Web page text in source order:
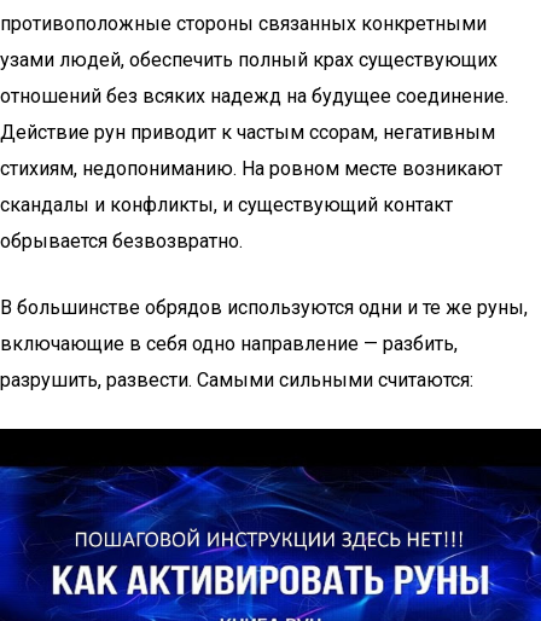
противоположные стороны связанных конкретными
узами людей, обеспечить полный крах существующих
отношений без всяких надежд на будущее соединение.
Действие рун приводит к частым ссорам, негативным
стихиям, недопониманию. На ровном месте возникают
скандалы и конфликты, и существующий контакт
обрывается безвозвратно.
В большинстве обрядов используются одни и те же руны,
включающие в себя одно направление — разбить,
разрушить, развести. Самыми сильными считаются: